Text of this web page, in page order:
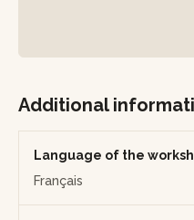
Le prix de l’atelier
de programmer uniquement
Toute séance suivante est à
l’artisan. S’il s’agit de jours
lieu automatiquement le
Additional
Language of the
Français